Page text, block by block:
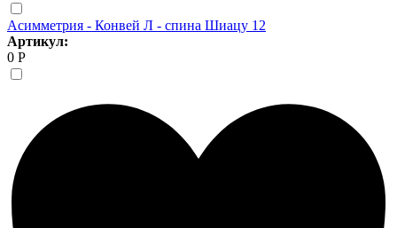
Асимметрия - Конвей Л - спина Шиацу 12
Артикул:
0 Р